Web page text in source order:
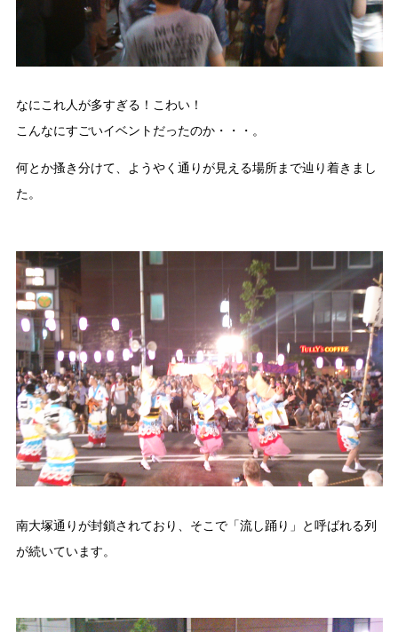
なにこれ人が多すぎる！こわい！
こんなにすごいイベントだったのか・・・。
何とか搔き分けて、ようやく通りが見える場所まで辿り着きまし
た。
南大塚通りが封鎖されており、そこで「流し踊り」と呼ばれる列
が続いています。